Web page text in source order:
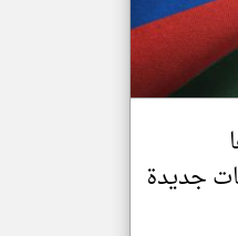
تغيير الدولة
القمر على مدار الساعة
جزر القمر العاجلة والمباشرة
جديدة
klyoum.com